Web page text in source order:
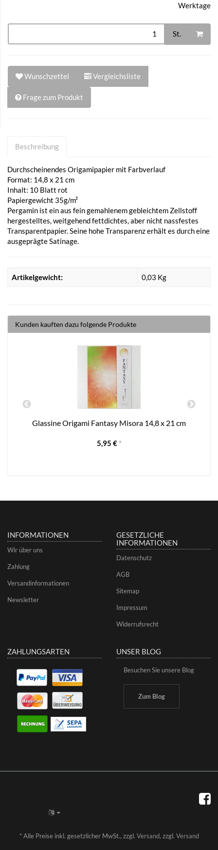
Werktage
St.
Wunschzettel Vergleichsliste
Frage zum Produkt
Beschreibung
Durchscheinendes Origamipapier mit Farbverlauf
Format: 14,8 x 21 cm
Inhalt: 10 Blatt rot
Papiergewicht 35g/m²
Pergamin ist ein aus fein gemahlenem gebleichtem Zellstoff
hergestelltes, weitgehend fettdichtes, aber nicht nassfestes
Transparentpapier. Seine hohe Transparenz erhält es durch eine
ausgeprägte Satinage.
Artikelgewicht: 0,03 Kg
Kunden kauften dazu folgende Produkte
Glassine Origami Fantasy Misora 14,8 x 21 cm
5,95 € *
INFORMATIONEN
Wir über uns
Zahlung
Versandinformationen
Newsletter
GESETZLICHE
INFORMATIONEN
Datenschutz
AGB
Sitemap
Impressum
Widerrufsrecht
ZAHLUNGSARTEN UNSER BLOG
Besuchen Sie unsere Blog
Zum Blog
*Alle Preise inkl. gesetzlicher MwSt., zzgl. Versand, zzgl. Versand